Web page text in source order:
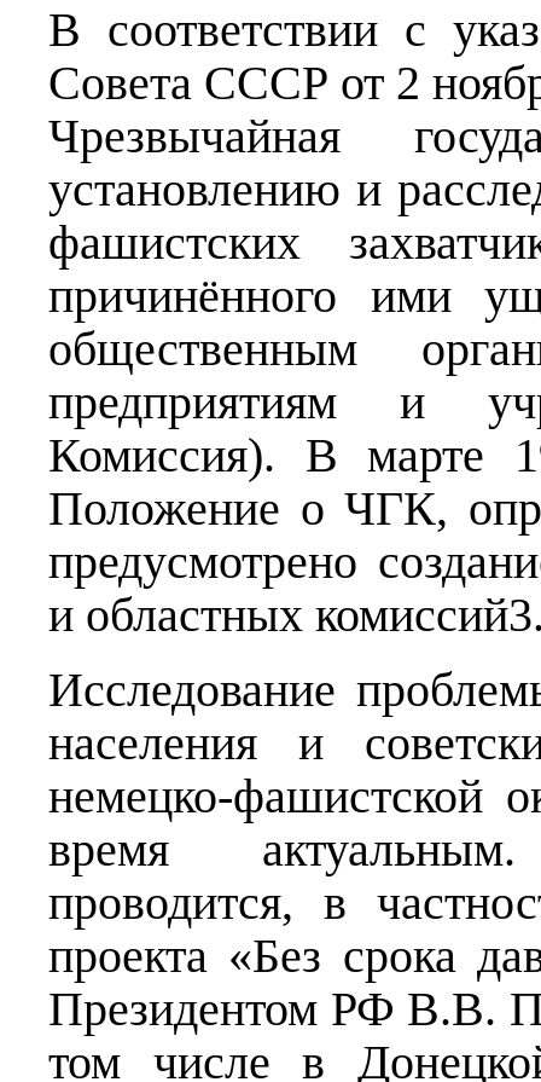
В соответствии с
Совета СССР от 2
Чрезвычайная
установлению и
фашистских
причинённого ими
общественным
предприятиям и
Комиссия). В марте
Положение о ЧГК,
предусмотрено
и областных
Исследование
населения и
немецко-фашистской
время
проводится, в
проекта «Без срока
Президентом РФ В.В.
том числе в